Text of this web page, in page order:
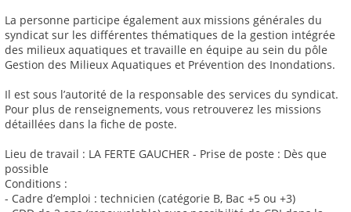
La personne participe également aux missions générales du
syndicat sur les différentes thématiques de la gestion intégrée
des milieux aquatiques et travaille en équipe au sein du pôle
Gestion des Milieux Aquatiques et Prévention des Inondations.
Il est sous l’autorité de la responsable des services du syndicat.
Pour plus de renseignements, vous retrouverez les missions
détaillées dans la fiche de poste.
Lieu de travail : LA FERTE GAUCHER - Prise de poste : Dès que
possible
Conditions :
- Cadre d’emploi : technicien (catégorie B, Bac +5 ou +3)